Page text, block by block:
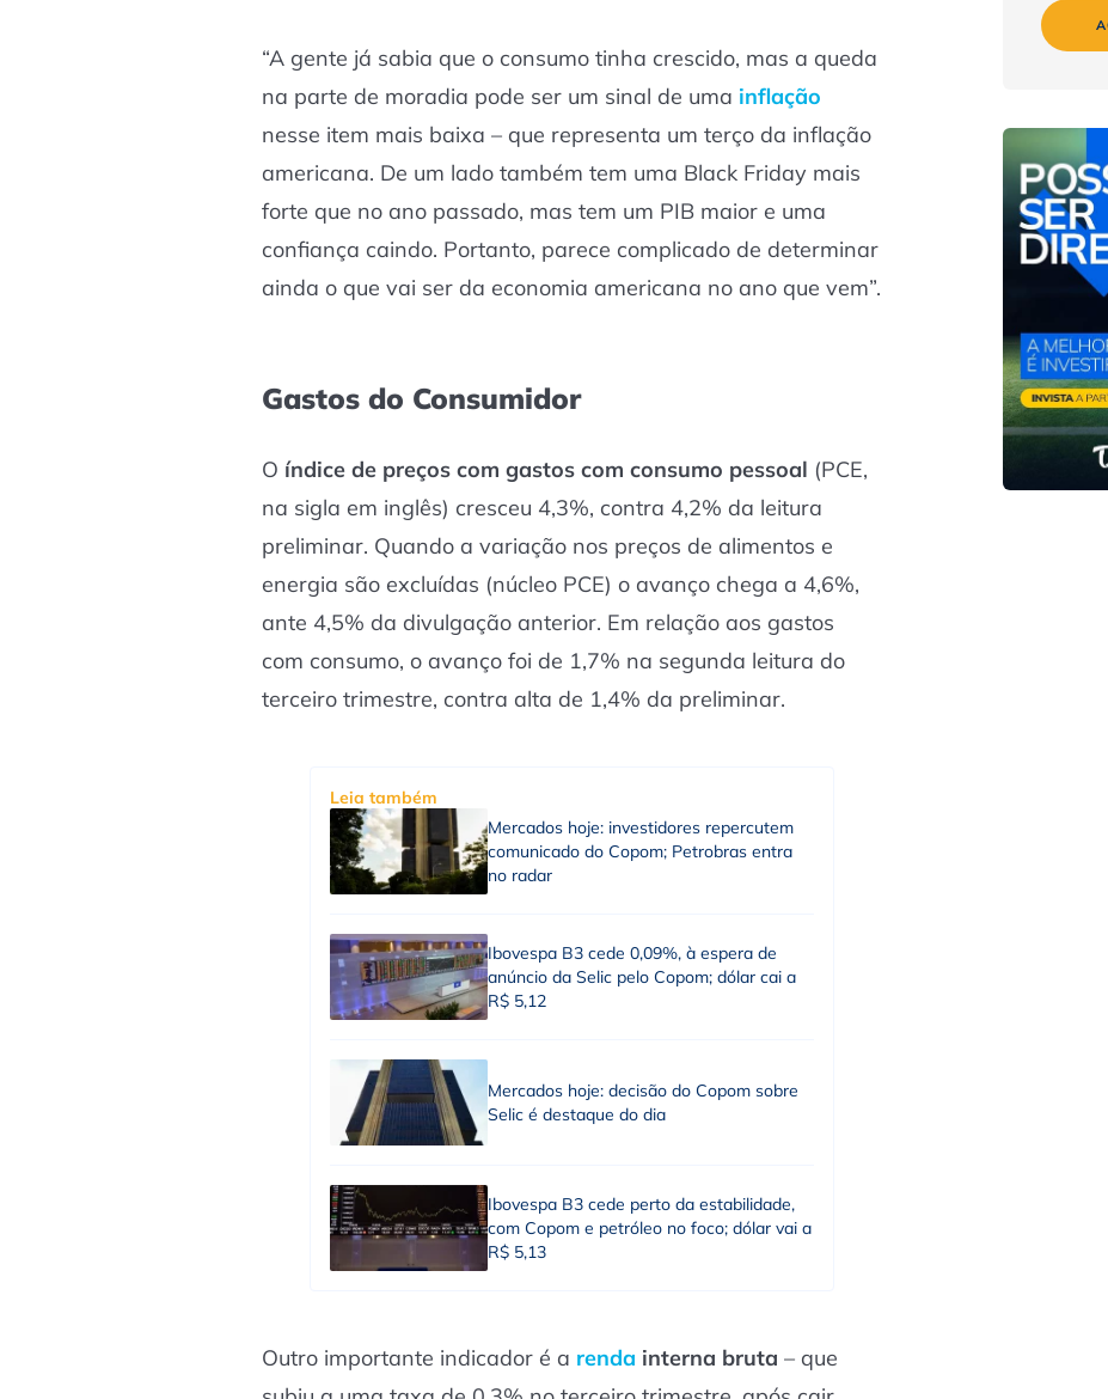
“A gente já sabia que o consumo tinha crescido, mas a queda
na parte de moradia pode ser um sinal de uma inflação
nesse item mais baixa – que representa um terço da inflação
americana. De um lado também tem uma Black Friday mais
forte que no ano passado, mas tem um PIB maior e uma
confiança caindo. Portanto, parece complicado de determinar
ainda o que vai ser da economia americana no ano que vem”.
Gastos do Consumidor
O índice de preços com gastos com consumo pessoal (PCE,
na sigla em inglês) cresceu 4,3%, contra 4,2% da leitura
preliminar. Quando a variação nos preços de alimentos e
energia são excluídas (núcleo PCE) o avanço chega a 4,6%,
ante 4,5% da divulgação anterior. Em relação aos gastos
com consumo, o avanço foi de 1,7% na segunda leitura do
terceiro trimestre, contra alta de 1,4% da preliminar.
Leia também
Mercados hoje: investidores repercutem
comunicado do Copom; Petrobras entra
no radar
Ibovespa B3 cede 0,09%, à espera de
anúncio da Selic pelo Copom; dólar cai a
R$ 5,12
Mercados hoje: decisão do Copom sobre
Selic é destaque do dia
Ibovespa B3 cede perto da estabilidade,
com Copom e petróleo no foco; dólar vai a
R$ 5,13
Outro importante indicador é a renda interna bruta – que